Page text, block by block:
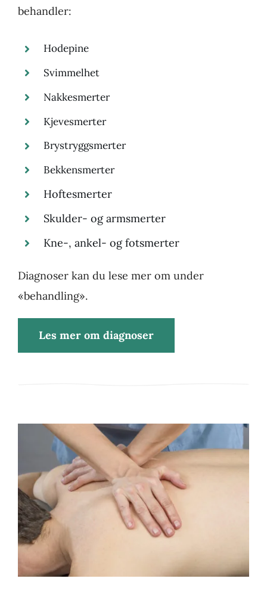
behandler:
Hodepine
Svimmelhet
Nakkesmerter
Kjevesmerter
Brystryggsmerter
Bekkensmerter
Hoftesmerter
Skulder- og armsmerter
Kne-, ankel- og fotsmerter
Diagnoser kan du lese mer om under
«behandling».
Les mer om diagnoser